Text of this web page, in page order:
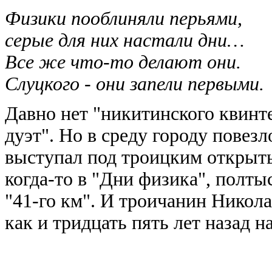
Физики пооблиняли перьями,
серые для них настали дни…
Все же что-то делают они.
Слуцкого - они запели первыми.
Давно нет "никитинского
дуэт". Но в среду городу
выступал под троицким
когда-то в "Дни физика",
"41-го км". И троичанин
как и тридцать пять лет